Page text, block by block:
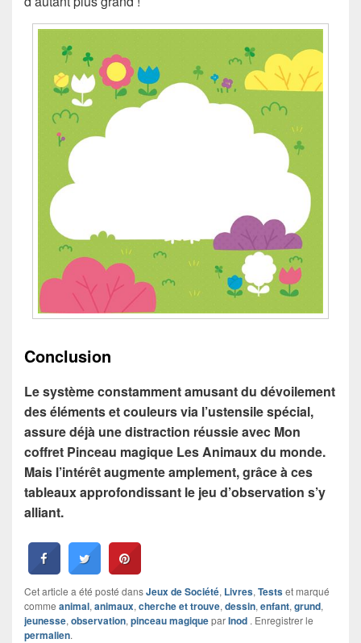
Conclusion
Le système constamment amusant du dévoilement
des éléments et couleurs via l’ustensile spécial,
assure déjà une distraction réussie avec Mon
coffret Pinceau magique Les Animaux du monde.
Mais l’intérêt augmente amplement, grâce à ces
tableaux approfondissant le jeu d’observation s’y
alliant.
Cet article a été posté dansJeux de Société, Livres, Testset marqué
comme animal, animaux, cherche et trouve, dessin, enfant, grund,
jeunesse, observation, pinceau magiqueparInod . Enregistrer le
permalien.